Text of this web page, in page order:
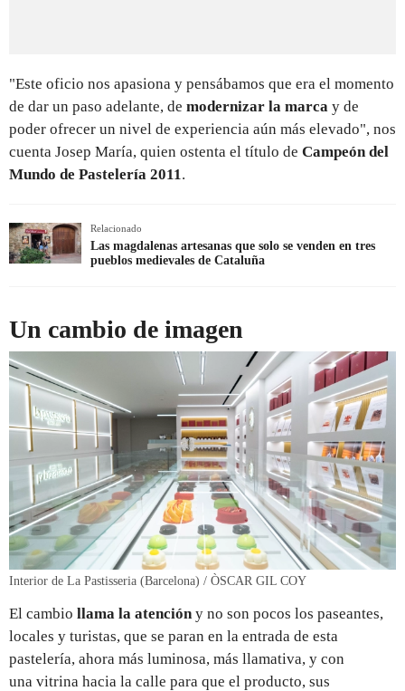
"Este oficio nos apasiona y pensábamos que era el momento
de dar un paso adelante, de modernizar la marca y de
poder ofrecer un nivel de experiencia aún más elevado", nos
cuenta Josep María, quien ostenta el título de Campeón del
Mundo de Pastelería 2011.
Relacionado
Las magdalenas artesanas que solo se venden en tres
pueblos medievales de Cataluña
Un cambio de imagen
Interior de La Pastisseria (Barcelona) / ÒSCAR GIL COY
El cambio llama la atencióny no son pocos los paseantes,
locales y turistas, que se paran en la entrada de esta
pastelería, ahora más luminosa, más llamativa, y con
una vitrina hacia la calle para que el producto, sus